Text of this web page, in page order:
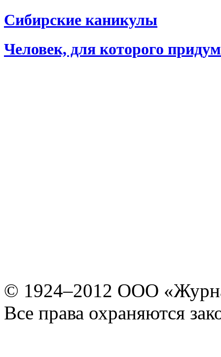
Сибирские каникулы
Человек, для которого
© 1924–2012 ООО
Все права охраняются